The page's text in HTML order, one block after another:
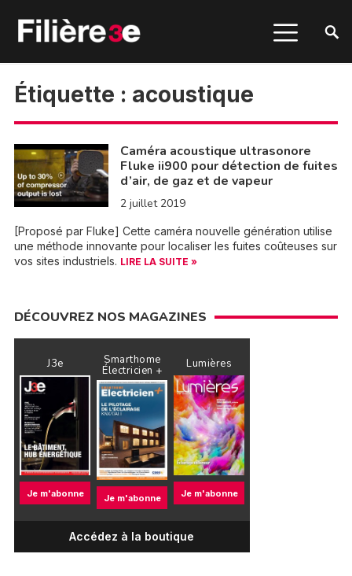
Étiquette : acoustique
Caméra acoustique ultrasonore
Fluke ii900 pour détection de fuites
d’air, de gaz et de vapeur
2 juillet 2019
[Proposé par Fluke] Cette caméra nouvelle génération utilise
une méthode innovante pour localiser les fuites coûteuses sur
vos sites industriels. LIRE LA SUITE »
DÉCOUVREZ NOS MAGAZINES
J3e
Je m'abonne
Smarthome
Électricien +
Je m'abonne
Lumières
Je m'abonne
Accédez à la boutique